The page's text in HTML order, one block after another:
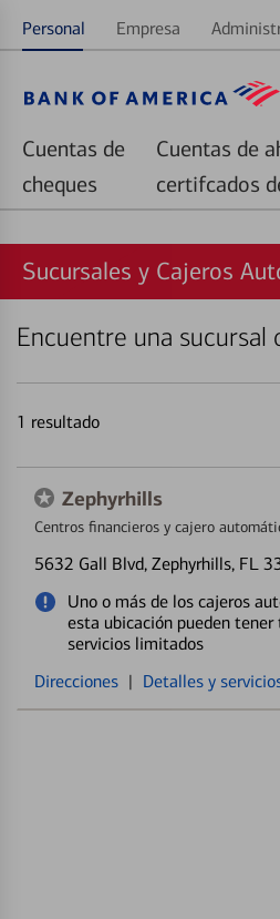
Personal Empresa
Cuentas de
cheques
Cuentas de
certifcados
Sucursales y Cajeros
Encuentre una sucursal
1 resultado
Zephyrhills
Centros financieros y cajero
5632 Gall Blvd, Zephyrhills, FL
Uno o más de los cajeros
esta ubicación pueden
servicios limitados
Direcciones | Detalles y